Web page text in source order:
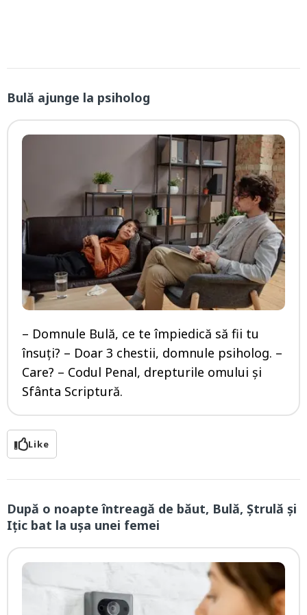
Bulă ajunge la psiholog
– Domnule Bulă, ce te împiedică să fii tu
însuți? – Doar 3 chestii, domnule psiholog. –
Care? – Codul Penal, drepturile omului și
Sfânta Scriptură.
Like
După o noapte întreagă de băut, Bulă, Ștrulă și
Ițic bat la ușa unei femei